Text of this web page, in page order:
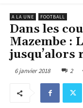
A LA UNE FOOTBALL
Dans les
Mazembe :
jusqu’alors
6 janvier 2018 2